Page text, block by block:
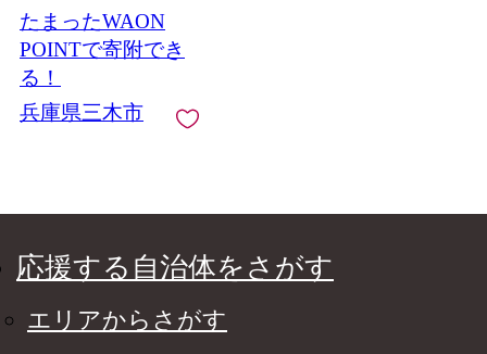
たまったWAON
POINTで寄附でき
る！
兵庫県三木市
応援する自治体をさがす
エリアからさがす